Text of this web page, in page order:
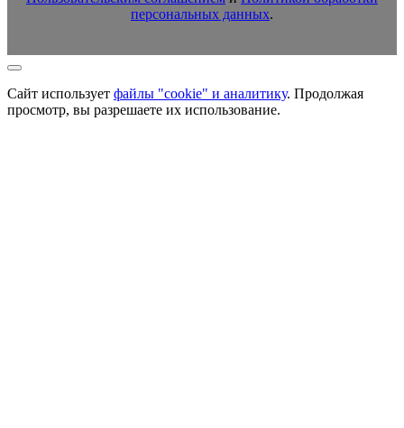
персональных данных.
Сайт использует файлы "cookie" и аналитику. Продолжая
просмотр, вы разрешаете их использование.